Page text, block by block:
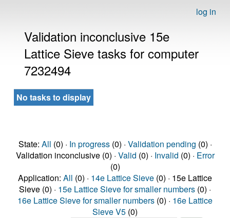
log in
Validation inconclusive 15e
Lattice Sieve tasks for computer
7232494
No tasks to display
State: All (0) · In progress(0) · Validation pending (0) ·
Validation inconclusive (0) · Valid (0) · Invalid (0) · Error
(0)
Application: All (0) · 14e Lattice Sieve (0) · 15e Lattice
Sieve (0) · 15e Lattice Sieve for smaller numbers (0) ·
16e Lattice Sieve for smaller numbers (0) · 16e Lattice
Sieve V5 (0)